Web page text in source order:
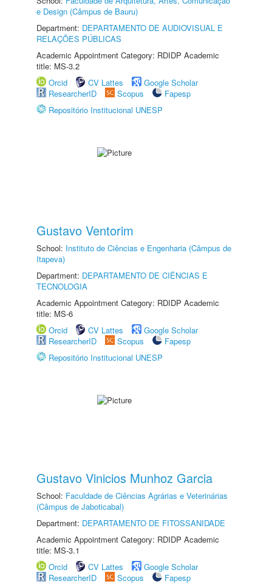
e Design (Câmpus de Bauru)
Department: DEPARTAMENTO DE AUDIOVISUAL E
RELAÇÕES PÚBLICAS
Academic Appointment Category: RDIDP Academic
title: MS-3.2
Orcid
CV Lattes
Google Scholar
ResearcherID
Scopus
Fapesp
Repositório Institucional UNESP
Gustavo Ventorim
School: Instituto de Ciências e Engenharia (Câmpus de
Itapeva)
Department: DEPARTAMENTO DE CIÊNCIAS E
TECNOLOGIA
Academic Appointment Category: RDIDP Academic
title: MS-6
Orcid
CV Lattes
Google Scholar
ResearcherID
Scopus
Fapesp
Repositório Institucional UNESP
Gustavo Vinicios Munhoz Garcia
School: Faculdade de Ciências Agrárias e Veterinárias
(Câmpus de Jaboticabal)
Department: DEPARTAMENTO DE FITOSSANIDADE
Academic Appointment Category: RDIDP Academic
title: MS-3.1
Orcid
CV Lattes
Google Scholar
ResearcherID
Scopus
Fapesp